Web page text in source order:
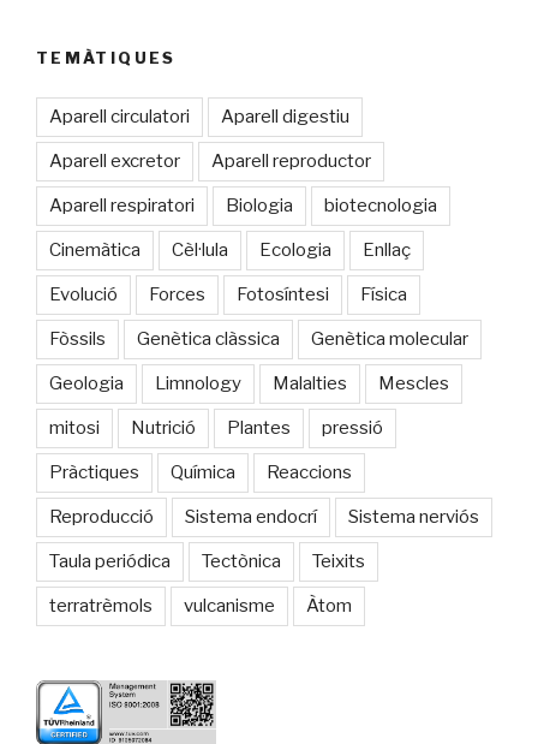
TEMÀTIQUES
Aparell circulatori Aparell digestiu
Aparell excretor Aparell reproductor
Aparell respiratori Biologia biotecnologia
Cinemàtica Cèl·lula Ecologia Enllaç
Evolució Forces Fotosíntesi Física
Fòssils Genètica clàssica Genètica molecular
Geologia Limnology Malalties Mescles
mitosi Nutrició Plantes pressió
Pràctiques Química Reaccions
Reproducció Sistema endocrí Sistema nerviós
Taula periódica Tectònica Teixits
terratrèmols vulcanisme Àtom